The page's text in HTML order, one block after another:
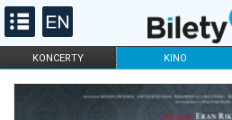
KONCERTY KINO
FILHARMONIA OPERA I BALET
ONLINE